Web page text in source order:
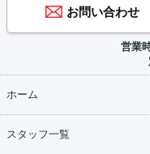
お問い合わせ
営業
ホーム
スタッフ一覧